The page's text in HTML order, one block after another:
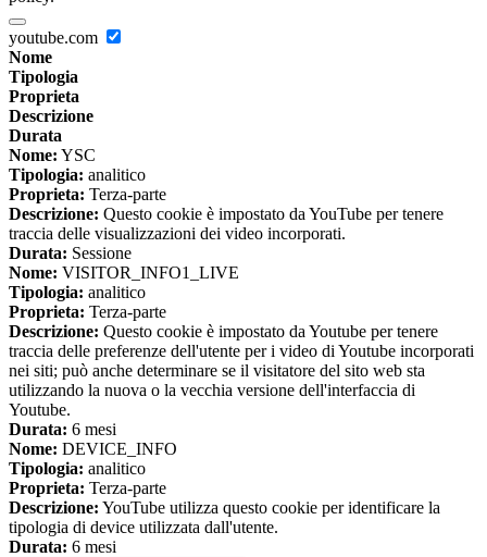
youtube.com
Nome
Tipologia
Proprieta
Descrizione
Durata
Nome: YSC
Tipologia: analitico
Proprieta: Terza-parte
Descrizione: Questo cookie è impostato da YouTube per tenere
traccia delle visualizzazioni dei video incorporati.
Durata: Sessione
Nome: VISITOR_INFO1_LIVE
Tipologia: analitico
Proprieta: Terza-parte
Descrizione: Questo cookie è impostato da Youtube per tenere
traccia delle preferenze dell'utente per i video di Youtube incorporati
nei siti; può anche determinare se il visitatore del sito web sta
utilizzando la nuova o la vecchia versione dell'interfaccia di
Youtube.
Durata: 6 mesi
Nome: DEVICE_INFO
Tipologia: analitico
Proprieta: Terza-parte
Descrizione: YouTube utilizza questo cookie per identificare la
tipologia di device utilizzata dall'utente.
Durata: 6 mesi